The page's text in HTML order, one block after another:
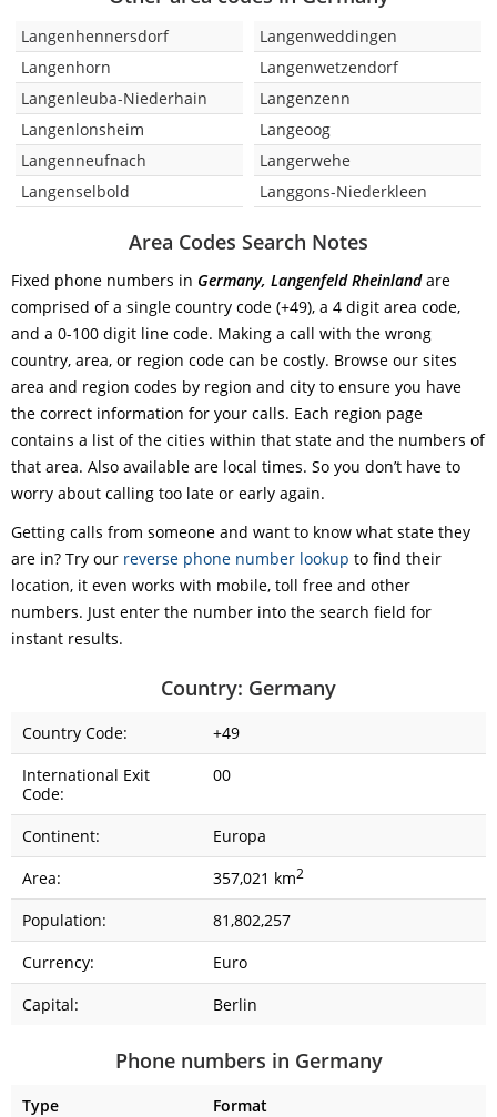
Langenhennersdorf
Langenhorn
Langenleuba-Niederhain
Langenlonsheim
Langenneufnach
Langenselbold
Langenweddingen
Langenwetzendorf
Langenzenn
Langeoog
Langerwehe
Langgons-Niederkleen
Area Codes Search Notes
Fixed phone numbers in Germany, Langenfeld Rheinlandare
comprised of a single country code (+49), a 4 digit area code,
and a 0-100 digit line code. Making a call with the wrong
country, area, or region code can be costly. Browse our sites
area and region codes by region and city to ensure you have
the correct information for your calls. Each region page
contains a list of the cities within that state and the numbers of
that area. Also available are local times. So you don’t have to
worry about calling too late or early again.
Getting calls from someone and want to know what state they
are in? Try our reverse phone number lookup to find their
location, it even works with mobile, toll free and other
numbers. Just enter the number into the search field for
instant results.
Country: Germany
Country Code:
+49
International Exit
Code:
00
Continent:
Europa
Area:
357,021 km2
Population:
81,802,257
Currency:
Euro
Capital:
Berlin
Phone numbers in Germany
Type
Format